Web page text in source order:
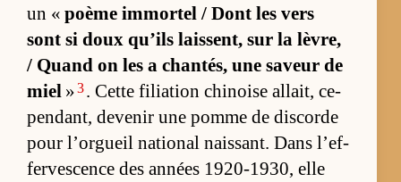
un « poème im­mor­tel / Dont les vers
sont si doux qu’ils lais­sent, sur la lè­vre,
/ Quand on les a chan­tés, une sa­veur de
miel »3. Cette fi­lia­tion chi­noise al­lait, ce­
pen­dant, de­ve­nir une pomme de dis­corde
pour l’or­gueil na­tio­nal nais­sant. Dans l’ef­
fer­ves­cence des an­nées 1920-1930, elle